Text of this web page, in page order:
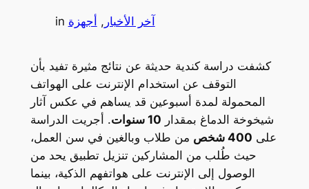
in آخر الأخبار , أجهزة
كشفت دراسة كندية حديثة عن نتائج مثيرة تفيد بأن
التوقف عن استخدام الإنترنت على الهواتف
المحمولة لمدة أسبوعين قد يساهم في عكس آثار
شيخوخة الدماغ بمقدار 10 سنوات
. أجريت الدراسة
على 400 شخص
من طلاب وبالغين في سن العمل،
حيث طُلب من المشاركين تنزيل تطبيق يحد من
الوصول إلى الإنترنت على هواتفهم الذكية، بينما